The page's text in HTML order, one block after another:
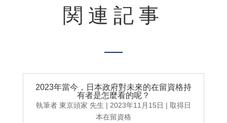
関連記事
2023年當今，日本政府對未來的在留資格持
有者是怎麼看的呢？
執筆者 東京頭家 先生 | 2023年11月15日 | 取得日
本在留資格